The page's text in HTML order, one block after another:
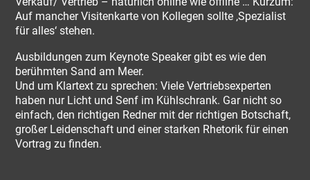
Auf mancher Visitenkarte von Kollegen sollte ‚Spezialist
für alles‘ stehen.
Ausbildungen zum Keynote Speaker gibt es wie den
berühmten Sand am Meer.
Und um Klartext zu sprechen: Viele Vertriebsexperten
haben nur Licht und Senf im Kühlschrank. Gar nicht so
einfach, den richtigen Redner mit der richtigen Botschaft,
großer Leidenschaft und einer starken Rhetorik für einen
Vortrag zu finden.